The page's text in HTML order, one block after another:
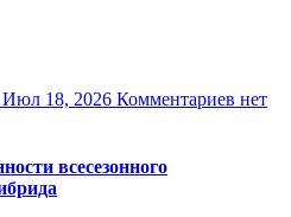
Июл 18, 2026 Комментариев нет
всесезонного